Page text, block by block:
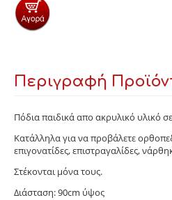
Περιγραφή
Πόδια παιδικά απο ακρυλικό υλικό
Κατάλληλα για να προβάλετε
επιγονατίδες, επιστραγαλίδες,
Στέκονται μόνα τους.
Διάσταση: 90cm ύψος